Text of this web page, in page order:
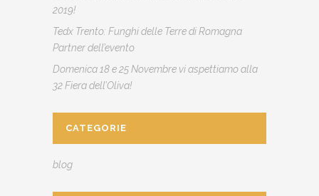
2019!
Tedx Trento: Funghi delle Terre di Romagna
Partner dell’evento
Domenica 18 e 25 Novembre vi aspettiamo alla
32 Fiera dell’Oliva!
CATEGORIE
blog